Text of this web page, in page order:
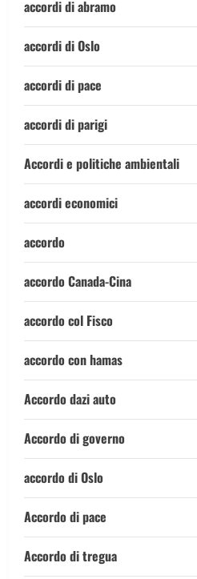
accordi di abramo
accordi di Oslo
accordi di pace
accordi di parigi
Accordi e politiche ambientali
accordi economici
accordo
accordo Canada-Cina
accordo col Fisco
accordo con hamas
Accordo dazi auto
Accordo di governo
accordo di Oslo
Accordo di pace
Accordo di tregua